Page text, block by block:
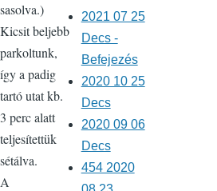
sasolva.)
Kicsit beljebb
parkoltunk,
így a padig
tartó utat kb.
3 perc alatt
teljesítettük
sétálva.
A
2021 07 25
Decs -
Befejezés
2020 10 25
Decs
2020 09 06
Decs
454 2020